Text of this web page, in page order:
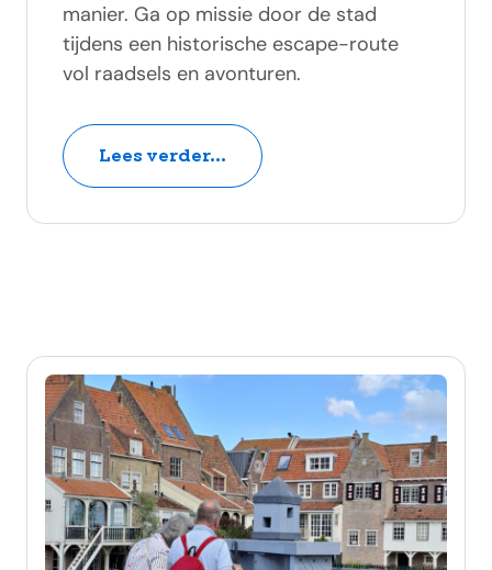
manier. Ga op missie door de stad
tijdens een historische escape-route
vol raadsels en avonturen.
Lees verder...